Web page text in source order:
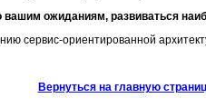
вашим ожиданиям, развиваться
сервис-ориентированной
Вернуться на главную